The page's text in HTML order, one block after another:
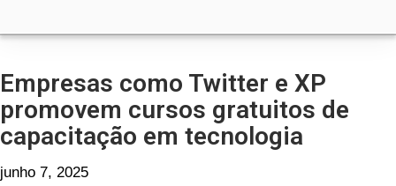
Empresas como Twitter e XP
promovem cursos gratuitos de
capacitação em tecnologia
junho 7, 2025